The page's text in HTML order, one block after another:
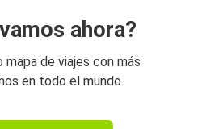
ahora?
de viajes con más
en todo el mundo.